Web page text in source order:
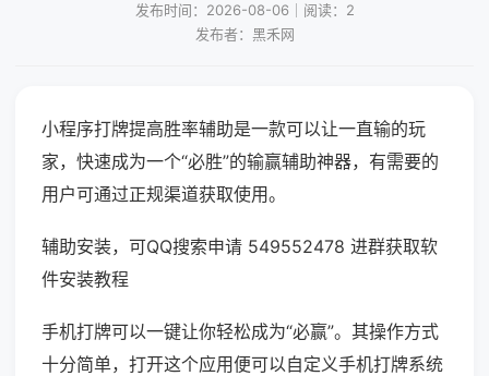
发布时间：2026-08-06｜阅读：2
发布者：黑禾网
小程序打牌提高胜率辅助是一款可以让一直输的玩
家，快速成为一个“必胜”的输赢辅助神器，有需要的
用户可通过正规渠道获取使用。
辅助安装，可QQ搜索申请 549552478 进群获取软
件安装教程
手机打牌可以一键让你轻松成为“必赢”。其操作方式
十分简单，打开这个应用便可以自定义手机打牌系统